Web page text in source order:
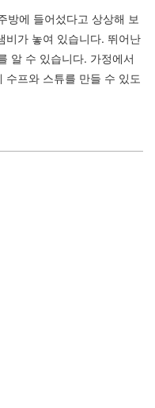
방에 들어섰다고 상상해 보
비가 놓여 있습니다. 뛰어난
알 수 있습니다. 가정에서
수프와 스튜를 만들 수 있도